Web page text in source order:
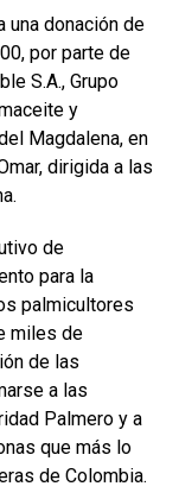
donación de
por parte de
S.A., Grupo
y
Magdalena, en
dirigida a las
de
para la
palmicultores
miles de
de las
a las
Palmero y a
que más lo
de Colombia.